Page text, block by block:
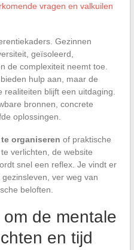
vragen en valkuilen
Gezinnen
geïsoleerd,
de complexiteit neemt toe.
hulp aan, maar de
blijft een uitdaging.
bronnen, concrete
oplossingen.
organiseren of praktische
verlichten, de website
snel een reflex. Je vindt er
ver weg van
beloften.
de mentale
en tijd